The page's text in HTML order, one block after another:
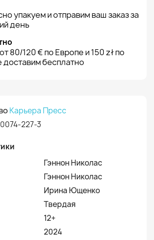
упакуем и отправим ваш заказ за
день
80/120 € по Европе и 150 zł по
бесплатно
Карьера Пресс
227-3
Гэннон Николас
Гэннон Николас
Ирина Ющенко
Твердая
12+
2024